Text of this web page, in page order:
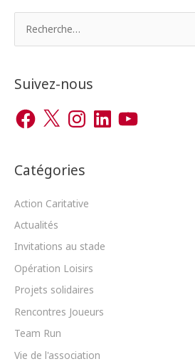
h
r
e
:
Suivez-nous
F
a
o
k
X
n
s
r
a
L
n
Y
o
u
Catégories
Action Caritative
Actualités
Invitations au stade
Opération Loisirs
Projets solidaires
Rencontres Joueurs
Team Run
Vie de l'association